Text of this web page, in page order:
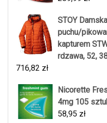
STOY
puchu/
kapturem
rdzawa, 52,
716,82 zł
Nicorette
4mg 105
58,95 zł